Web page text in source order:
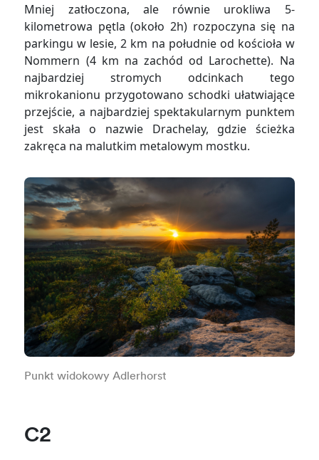
Mniej zatłoczona, ale równie urokliwa 5-
kilometrowa pętla (około 2h) rozpoczyna się na
parkingu w lesie, 2 km na południe od kościoła w
Nommern (4 km na zachód od Larochette). Na
najbardziej stromych odcinkach tego
mikrokanionu przygotowano schodki ułatwiające
przejście, a najbardziej spektakularnym punktem
jest skała o nazwie Drachelay, gdzie ścieżka
zakręca na malutkim metalowym mostku.
Punkt widokowy Adlerhorst
C2